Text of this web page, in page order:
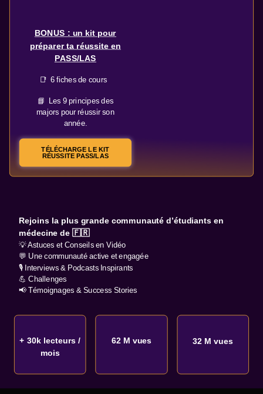
BONUS : un kit pour
préparer ta réussite en
PASS/LAS
📑 6 fiches de cours
📘 Les 9 principes des
majors pour réussir son
année.
TÉLÉCHARGE LE KIT
RÉUSSITE PASS/LAS
Rejoins la plus grande communauté d’étudiants en
médecine de 🇫🇷
💡 Astuces et Conseils en Vidéo
💬 Une communauté active et engagée
🎙️ Interviews & Podcasts Inspirants
💪 Challenges
📢 Témoignages & Success Stories
+ 30k lecteurs /
mois
62 M vues 32 M vues